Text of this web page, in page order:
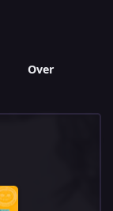
Over